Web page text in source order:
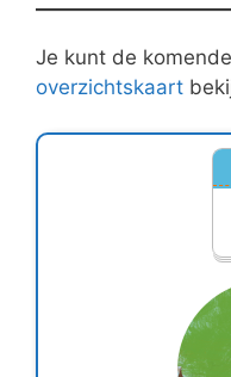
Je kunt de
overzichtskaart